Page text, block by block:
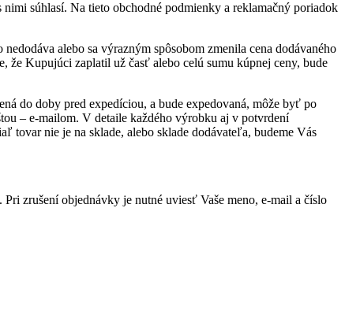
súhlasí. Na tieto obchodné podmienky a reklamačný poriadok
alebo sa výrazným spôsobom zmenila cena dodávaného
že Kupujúci zaplatil už časť alebo celú sumu kúpnej ceny, bude
do doby pred expedíciou, a bude expedovaná, môže byť po
– e-mailom. V detaile každého výrobku aj v potvrdení
tovar nie je na sklade, alebo sklade dodávateľa, budeme Vás
zrušení objednávky je nutné uviesť Vaše meno, e-mail a číslo